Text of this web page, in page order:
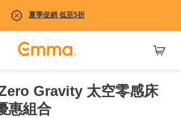
夏季促銷 低至5折
Gravity 太空零感床
惠組合